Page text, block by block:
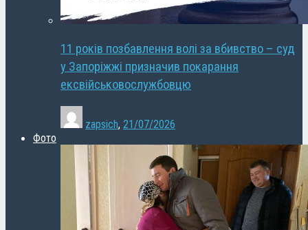
11 років позбавлення волі за вбивство – суд
у Запоріжжі призначив покарання
ексвійськовослужбовцю
zapsich, 21/07/2026
Фото